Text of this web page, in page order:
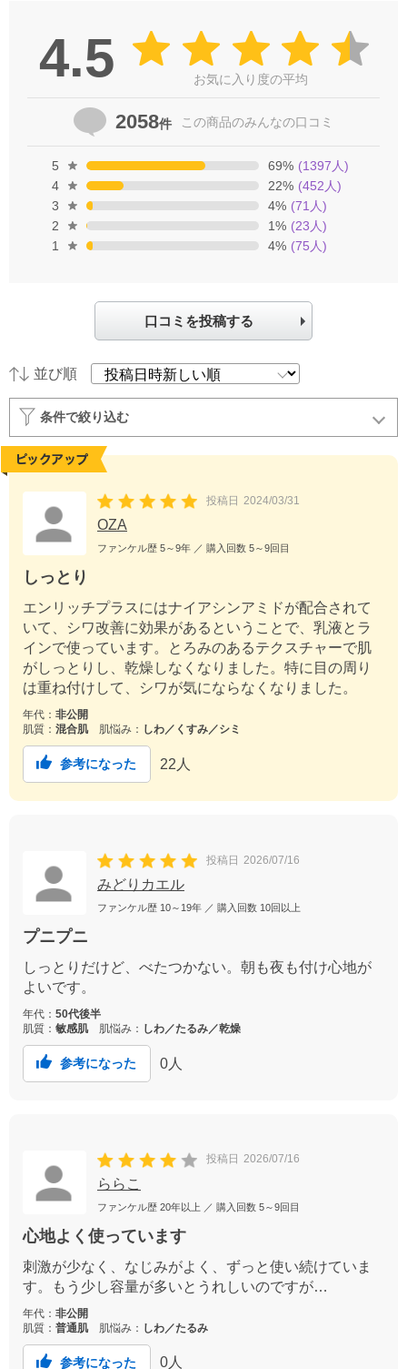
4.5 お気に入り度の平均
2058件 この商品のみんなの口コミ
5 69% (1397 人)
4
22% (452 人)
3
4% (71 人)
2
1% (23 人)
1
4% (75 人)
口コミを投稿する
並び順
条件で絞り込む
投稿日 2024/03/31
OZA
ファンケル歴 5～9年 ／ 購入回数 5～9回目
しっとり
エンリッチプラスにはナイアシンアミドが配合されて
いて、シワ改善に効果があるということで、乳液とラ
インで使っています。とろみのあるテクスチャーで肌
がしっとりし、乾燥しなくなりました。特に目の周り
は重ね付けして、シワが気にならなくなりました。
年代： 非公開
肌質： 混合肌 肌悩み： しわ／くすみ／シミ
参考になった 22 人
投稿日 2026/07/16
みどりカエル
ファンケル歴 10～19年 ／ 購入回数 10回以上
プニプニ
しっとりだけど、べたつかない。朝も夜も付け心地が
よいです。
年代： 50代後半
肌質： 敏感肌 肌悩み： しわ／たるみ／乾燥
参考になった 0 人
投稿日 2026/07/16
ららこ
ファンケル歴 20年以上 ／ 購入回数 5～9回目
心地よく使っています
刺激が少なく、なじみがよく、ずっと使い続けていま
す。もう少し容量が多いとうれしいのですが…
年代： 非公開
肌質： 普通肌 肌悩み： しわ／たるみ
参考になった 0人